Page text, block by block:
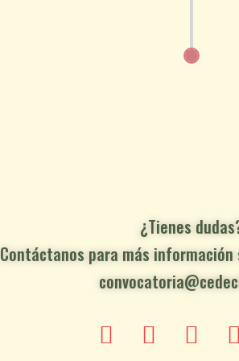
¿Tienes
Contáctanos para más